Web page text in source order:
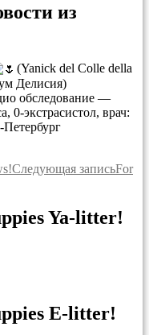
из
(Yanick del Colle della
Делисия)
обследование —
0-экстрасистол, врач:
Следующая записьFor
Ya-litter!
E-litter!